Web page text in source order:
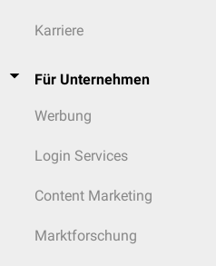
Karriere
Für Unternehmen
Werbung
Login Services
Content Marketing
Marktforschung